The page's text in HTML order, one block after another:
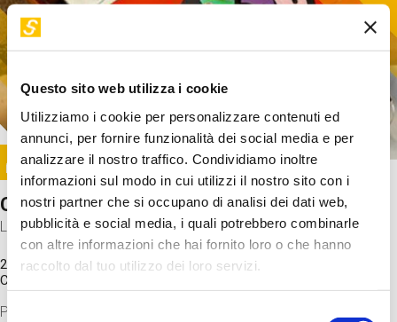
Questo sito web utilizza i cookie
Utilizziamo i cookie per personalizzare contenuti ed
annunci, per fornire funzionalità dei social media e per
analizzare il nostro traffico. Condividiamo inoltre
informazioni sul modo in cui utilizzi il nostro sito con i
nostri partner che si occupano di analisi dei dati web,
pubblicità e social media, i quali potrebbero combinarle
con altre informazioni che hai fornito loro o che hanno
raccolto dal tuo utilizzo dei loro servizi.
Selezione
Image
SUNDAY@STEP
Come funziona il cervello?
Laboratorio
20 Set 2026 / 11:15 - 13:00
Costo
Proveremo a costruire un cervello in cartoncino cercando di